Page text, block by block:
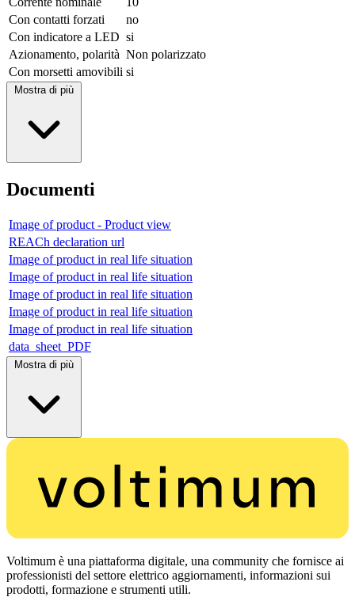
Con contatti forzati
no
Con indicatore a LED si
Azionamento, polarità Non polarizzato
Con morsetti amovibili si
Mostra di più
Documenti
Image of product - Product view
REACh declaration url
Image of product in real life situation
Image of product in real life situation
Image of product in real life situation
Image of product in real life situation
Image of product in real life situation
data_sheet_PDF
Mostra di più
Voltimum è una piattaforma digitale, una community che fornisce ai
professionisti del settore elettrico aggiornamenti, informazioni sui
prodotti, formazione e strumenti utili.